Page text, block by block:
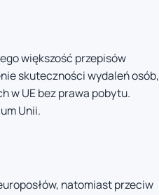
większość przepisów
skuteczności wydaleń osób,
w UE bez prawa pobytu.
Unii.
natomiast przeciw